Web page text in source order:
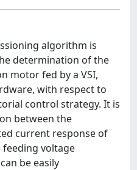
algorithm is
determination of the
motor fed by a VSI,
with respect to
control strategy. It is
between the
current response of
voltage
be easily